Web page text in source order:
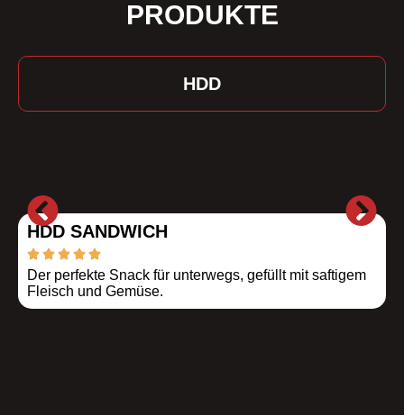
PRODUKTE
HDD
HDD SANDWICH
Der perfekte Snack für unterwegs, gefüllt mit saftigem
Fleisch und Gemüse.